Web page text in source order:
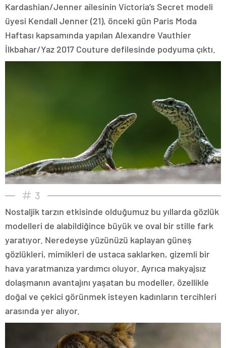
Kardashian/Jenner ailesinin Victoria’s Secret modeli
üyesi Kendall Jenner (21), önceki gün Paris Moda
Haftası kapsamında yapılan Alexandre Vauthier
İlkbahar/Yaz 2017 Couture defilesinde podyuma çıktı.
3
Nostaljik tarzın etkisinde olduğumuz bu yıllarda gözlük
modelleri de alabildiğince büyük ve oval bir stille fark
yaratıyor. Neredeyse yüzünüzü kaplayan güneş
gözlükleri, mimikleri de ustaca saklarken, gizemli bir
hava yaratmanıza yardımcı oluyor. Ayrıca makyajsız
dolaşmanın avantajını yaşatan bu modeller, özellikle
doğal ve çekici görünmek isteyen kadınların tercihleri
arasında yer alıyor.